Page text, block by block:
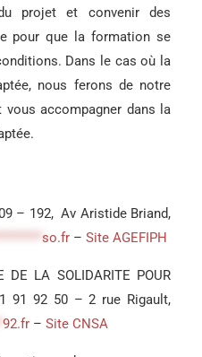
projet et convenir des
pour que la formation se
Dans le cas où la
nous ferons de notre
accompagner dans la
– 192, Av Aristide Briand,
so.fr – Site AGEFIPH
DE LA SOLIDARITE POUR
91 92 50 – 2 rue Rigault,
92.fr – Site CNSA